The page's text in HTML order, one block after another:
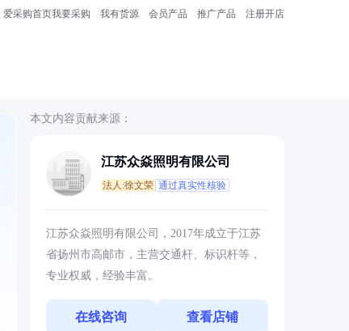
爱采购首页我要采购 我有货源 会员产品 推广产品 注册开店
本文内容贡献来源：
江苏众焱照明有限公司
法人:徐文荣 通过真实性核验
江苏众焱照明有限公司，2017年成立于江苏
省扬州市高邮市，主营交通杆、标识杆等，
专业权威，经验丰富。
在线咨询 查看店铺